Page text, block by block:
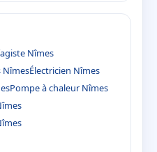
Nîmes
NîmesÉlectricien Nîmes
Pompe à chaleur Nîmes